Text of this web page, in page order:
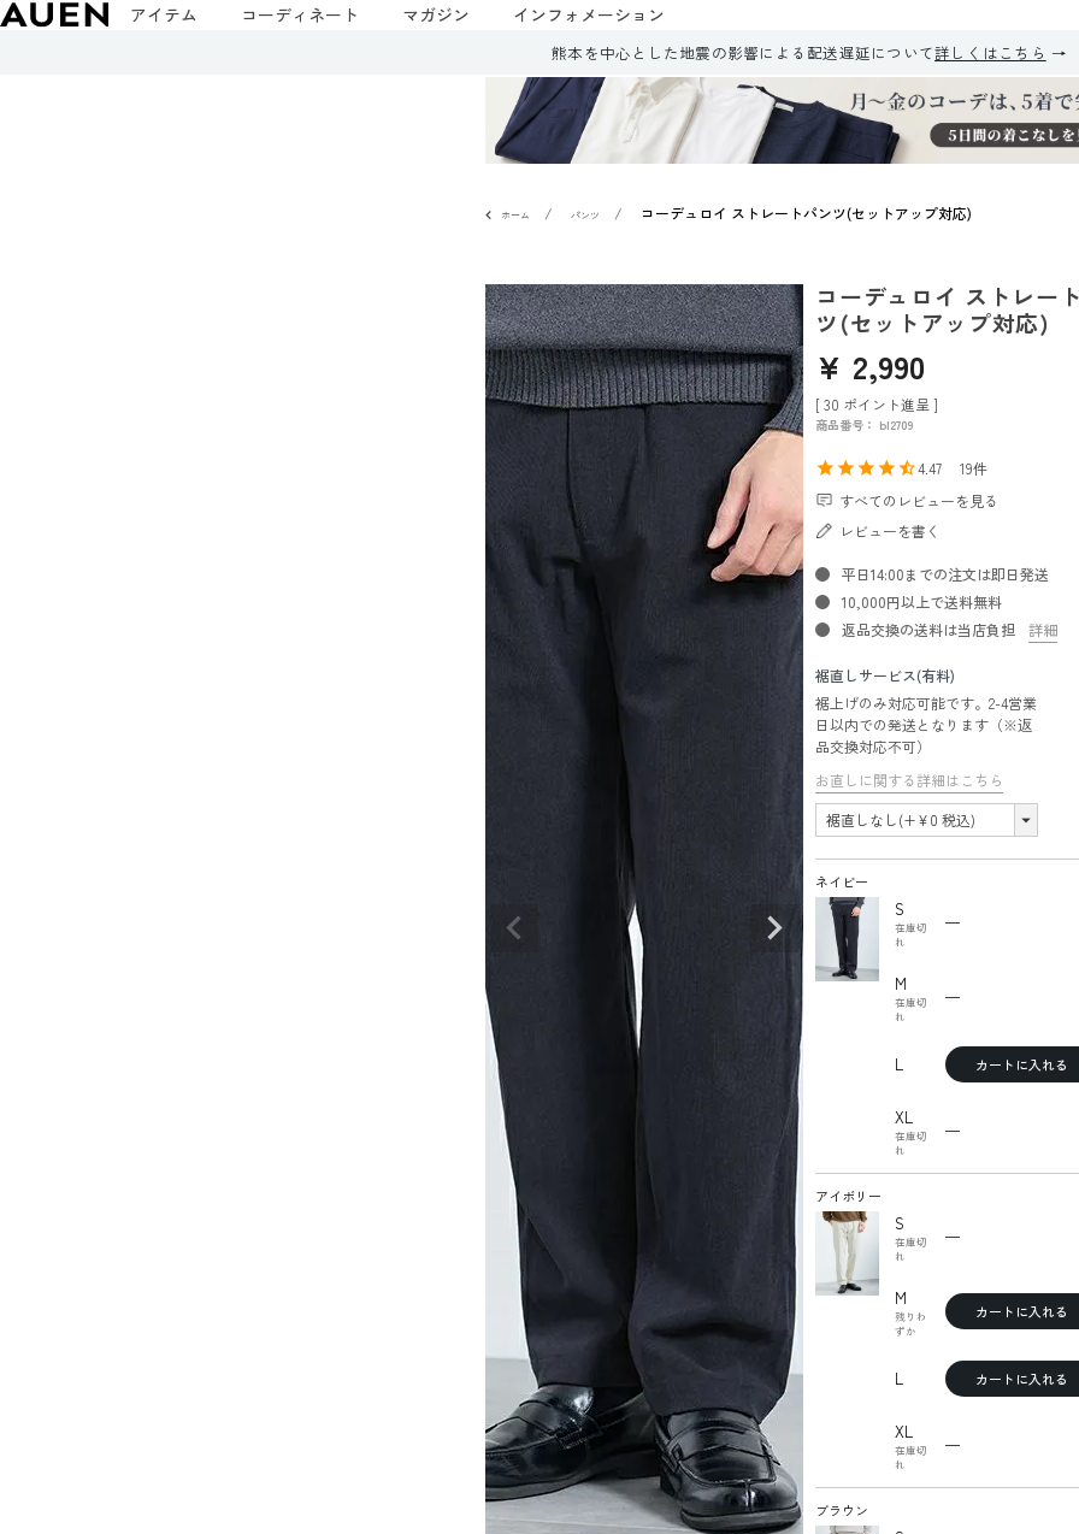
アイテム コーディネート マガジン インフォメーション
熊本を中心とした地震の影響による配送遅延について詳しくはこちら
ホーム パンツ コーデュロイ ストレートパンツ(セットアップ対応)
コーデュロイ ストレー
ツ(セットアップ対応)
¥ 2,990
[ 30 ポイント進呈 ]
商品番号 bl2709
4.47
19
すべてのレビューを見る
レビューを書く
平日14:00までの注文は即日発送
10,000円以上で送料無料
返品交換の送料は当店負担
詳細
裾直しサービス(有料)
裾上げのみ対応可能です。2-4営業
日以内での発送となります（※返
品交換対応不可）
お直しに関する詳細はこちら
ネイビー
S
在庫切
れ
—
M
在庫切
れ
—
L カートに入れる
XL
在庫切
れ
—
アイボリー
S
在庫切
れ
—
M
残りわ
ずか
カートに入れる
L カートに入れる
XL
在庫切
れ
—
ブラウン